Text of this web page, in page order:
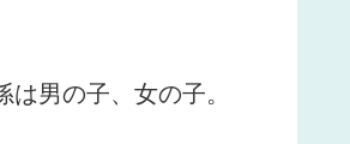
男の子、女の子。